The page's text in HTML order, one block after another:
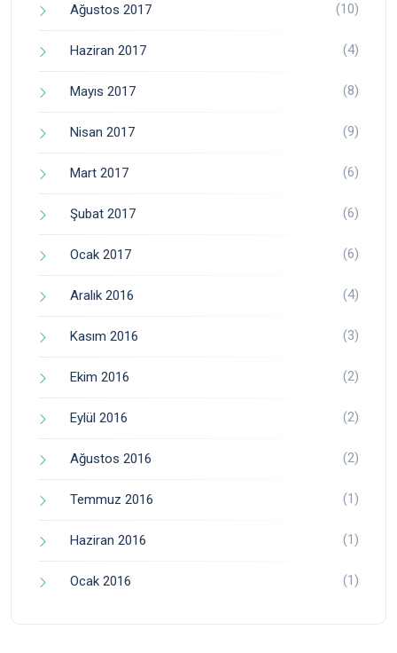
Ağustos 2017 (10)
Haziran 2017 (4)
Mayıs 2017 (8)
Nisan 2017 (9)
Mart 2017 (6)
Şubat 2017 (6)
Ocak 2017 (6)
Aralık 2016 (4)
Kasım 2016 (3)
Ekim 2016 (2)
Eylül 2016 (2)
Ağustos 2016 (2)
Temmuz 2016 (1)
Haziran 2016 (1)
Ocak 2016 (1)